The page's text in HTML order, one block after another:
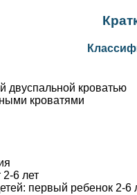
двуспальной кроватью
кроватями
6 лет
первый ребенок 2-6